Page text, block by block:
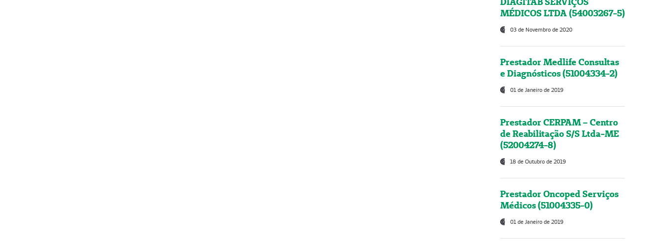
MÉDICOS LTDA (54003267-5)
03 de Novembro de 2020
Prestador Medlife Consultas
e Diagnósticos (51004334-2)
01 de Janeiro de 2019
Prestador CERPAM – Centro
de Reabilitação S/S Ltda-ME
(52004274-8)
18 de Outubro de 2019
Prestador Oncoped Serviços
Médicos (51004335-0)
01 de Janeiro de 2019